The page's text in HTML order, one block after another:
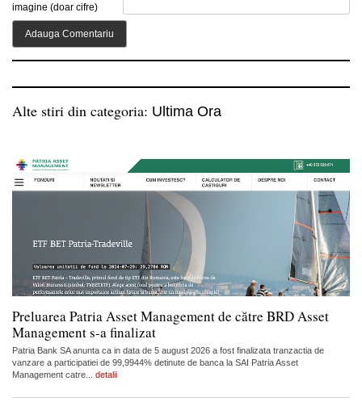
imagine (doar cifre)
Alte stiri din categoria: Ultima Ora
Preluarea Patria Asset Management de către BRD Asset
Management s-a finalizat
Patria Bank SA anunta ca in data de 5 august 2026 a fost finalizata tranzactia de
vanzare a participatiei de 99,9944% detinute de banca la SAI Patria Asset
Management catre... detalii